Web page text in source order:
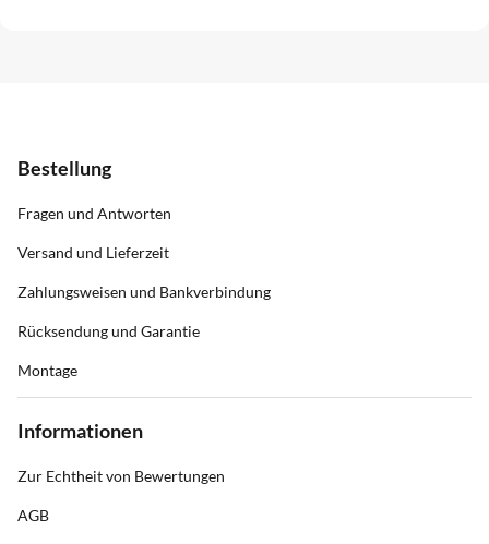
Bestellung
Fragen und Antworten
Versand und Lieferzeit
Zahlungsweisen und Bankverbindung
Rücksendung und Garantie
Montage
Informationen
Zur Echtheit von Bewertungen
AGB